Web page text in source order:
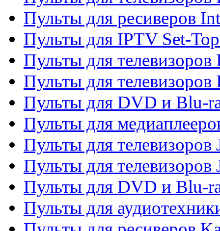
Пульты для ресиверов
Пульты для IPTV Set-
Пульты для телевизоров
Пульты для телевизоров
Пульты для DVD и Blu-
Пульты для
Пульты для телевизоров
Пульты для телевизоров
Пульты для DVD и Blu-
Пульты для